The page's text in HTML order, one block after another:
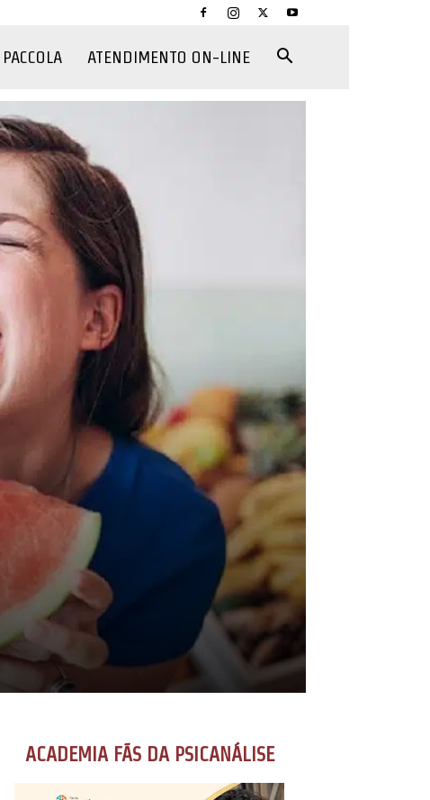
ATENDIMENTO ON-LINE
ACADEMIA FÃS DA PSICANÁLISE